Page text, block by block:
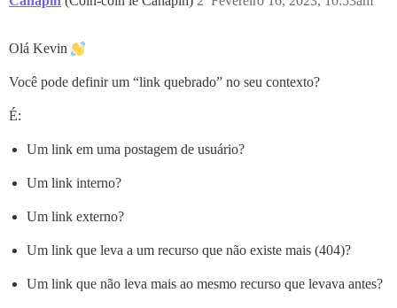
Olá Kevin
Você pode definir um “link quebrado” no seu contexto?
É:
Um link em uma postagem de usuário?
Um link interno?
Um link externo?
Um link que leva a um recurso que não existe mais (404)?
Um link que não leva mais ao mesmo recurso que levava antes?